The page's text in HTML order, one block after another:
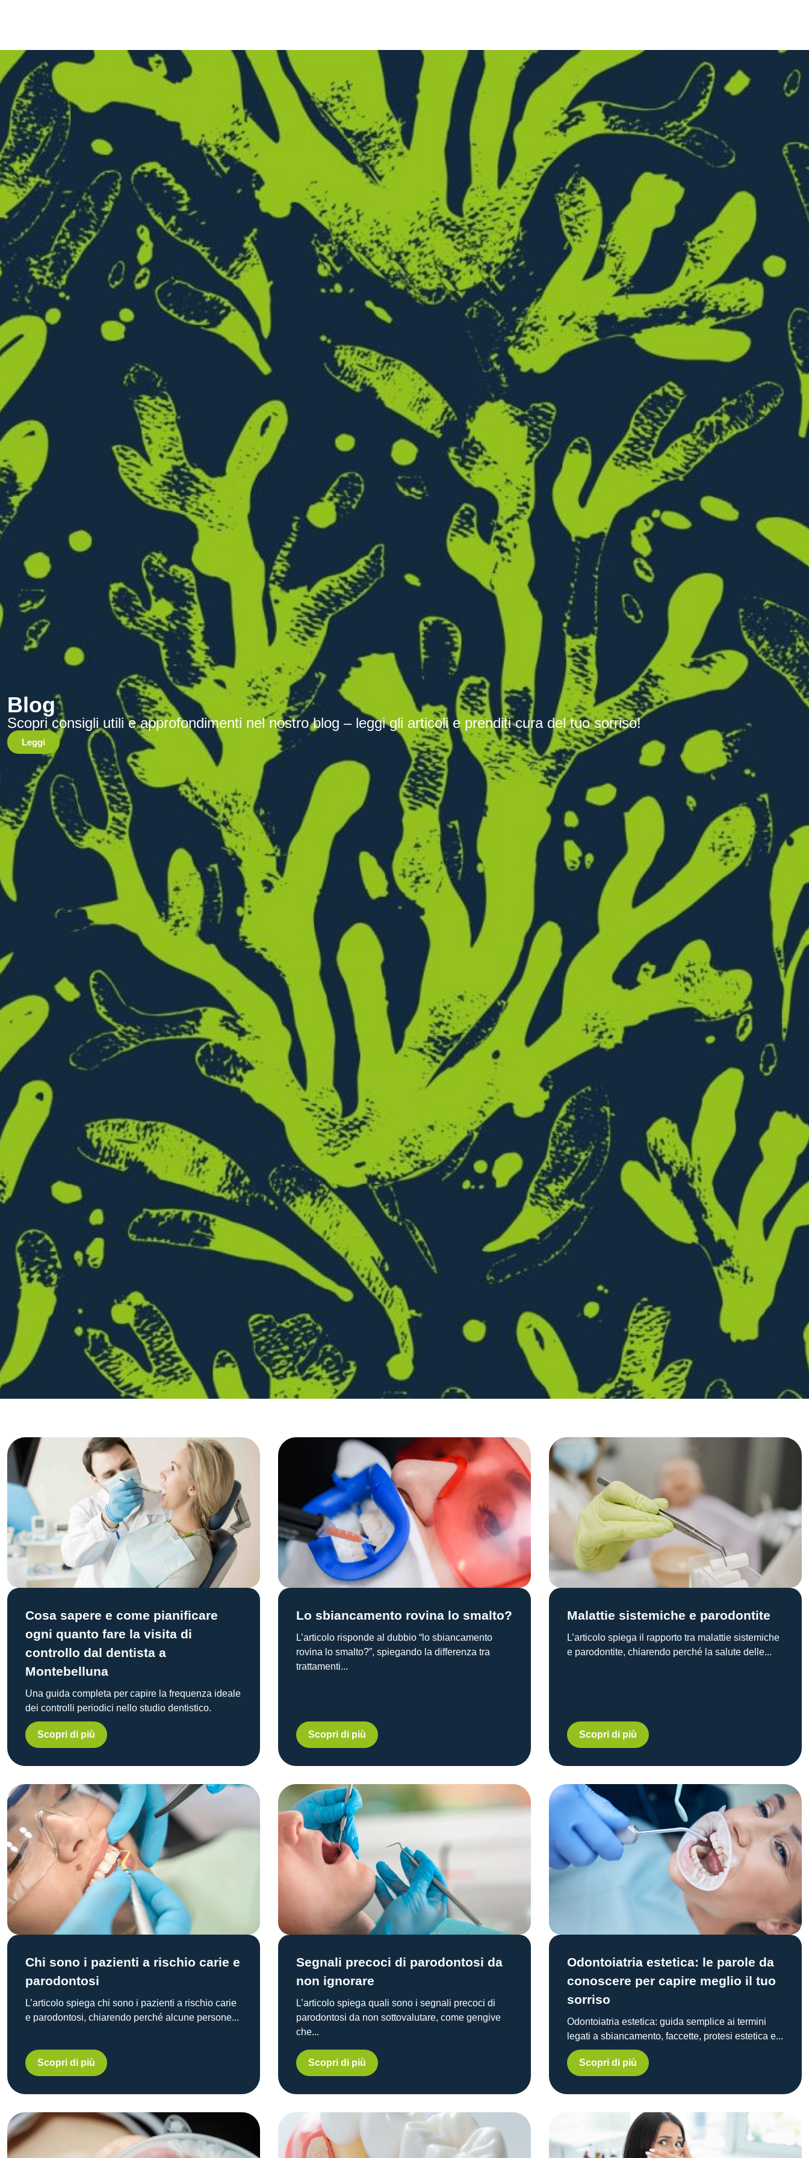
Blog
Scopri consigli utili e approfondimenti nel nostro blog – leggi gli articoli e prenditi cura del tuo sorriso!
Leggi
Cosa sapere e come pianificare
ogni quanto fare la visita di
controllo dal dentista a
Montebelluna
Una guida completa per capire la frequenza ideale
dei controlli periodici nello studio dentistico.
Scopri di più
Lo sbiancamento rovina lo smalto?
L’articolo risponde al dubbio “lo sbiancamento
rovina lo smalto?”, spiegando la differenza tra
trattamenti...
Scopri di più
Malattie sistemiche e parodontite
L’articolo spiega il rapporto tra malattie sistemiche
e parodontite, chiarendo perché la salute delle...
Scopri di più
Chi sono i pazienti a rischio carie e
parodontosi
L’articolo spiega chi sono i pazienti a rischio carie
e parodontosi, chiarendo perché alcune persone...
Scopri di più
Segnali precoci di parodontosi da
non ignorare
L’articolo spiega quali sono i segnali precoci di
parodontosi da non sottovalutare, come gengive
che...
Scopri di più
Odontoiatria estetica: le parole da
conoscere per capire meglio il tuo
sorriso
Odontoiatria estetica: guida semplice ai termini
legati a sbiancamento, faccette, protesi estetica e...
Scopri di più